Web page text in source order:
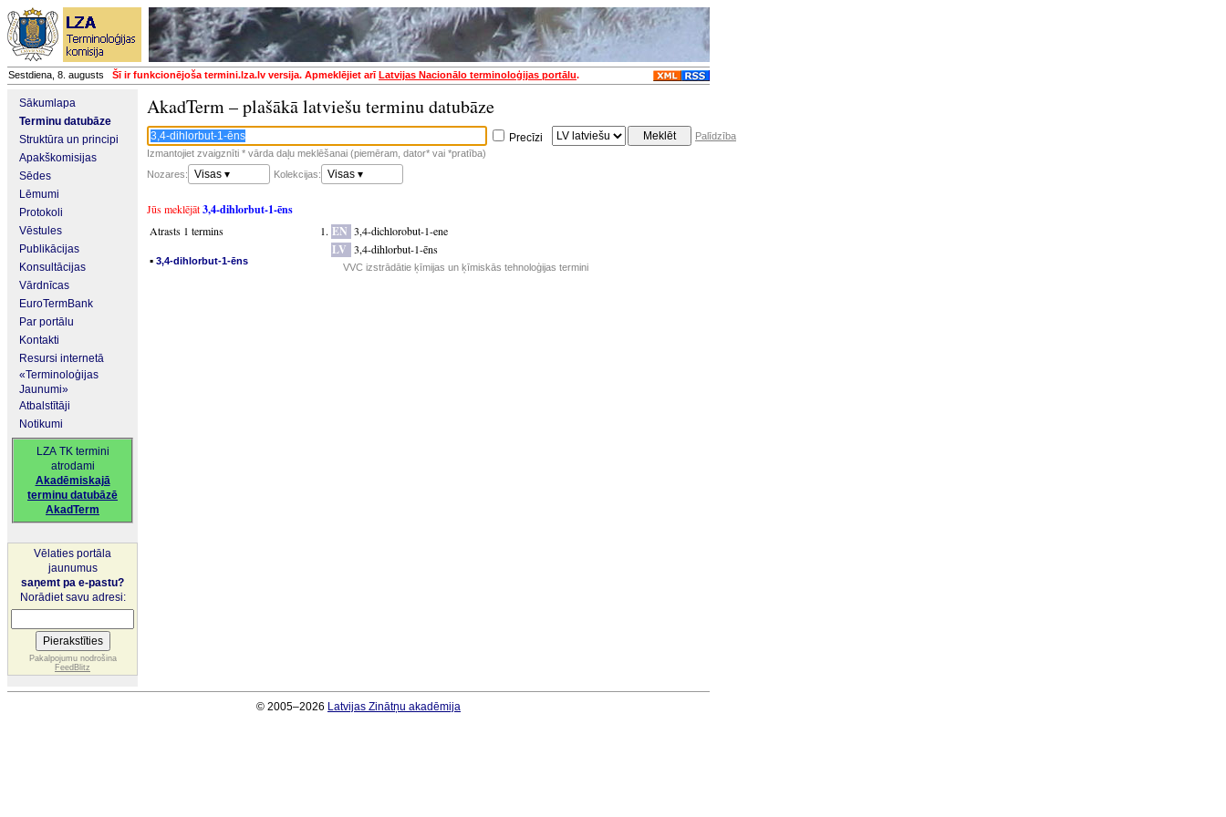
Sestdiena, 8. augusts Šī ir funkcionējoša termini.lza.lv versija. Apmeklējiet arīLatvijas Nacionālo terminoloģijas portālu.
Sākumlapa
Terminu datubāze
Struktūra un principi
Apakškomisijas
Sēdes
Lēmumi
Protokoli
Vēstules
Publikācijas
Konsultācijas
Vārdnīcas
EuroTermBank
Par portālu
Kontakti
Resursi internetā
«Terminoloģijas
Jaunumi»
Atbalstītāji
Notikumi
LZA TK termini
atrodami
Akadēmiskajā
terminu datubāzē
AkadTerm
Vēlaties portāla
jaunumus
saņemt pa e-pastu?
Norādiet savu adresi:
Pakalpojumu nodrošina
FeedBlitz
AkadTerm – plašākā latviešu terminu datubāze
Precīzi
Palīdzība
Izmantojiet zvaigznīti * vārda daļu meklēšanai (piemēram, dator* vai *pratība)
Nozares:
Visas ▾ Kolekcijas: Visas ▾
Jūs meklējāt3,4-dihlorbut-1-ēns
Atrasts 1 termins
▪ 3,4-dihlorbut-1-ēns
EN 3,4-dichlorobut-1-ene
LV 3,4-dihlorbut-1-ēns
VVC izstrādātie ķīmijas un ķīmiskās tehnoloģijas termini
© 2005–2026 Latvijas Zinātņu akadēmija